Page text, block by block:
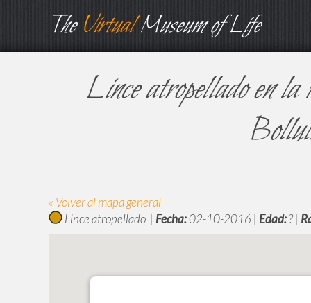
TheVirtualMuseum of Life
Lince atropellado en
« Volver al mapa general
Lince atropellado | Fecha:02-10-2016 | Edad:? |